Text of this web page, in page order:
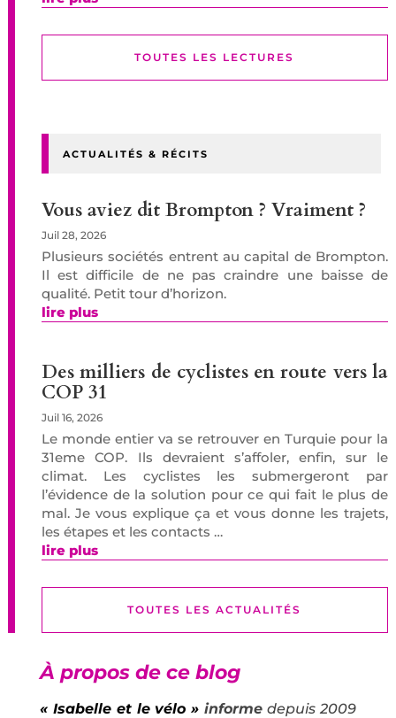
TOUTES LES LECTURES
ACTUALITÉS & RÉCITS
Vous aviez dit Brompton ? Vraiment ?
Juil 28, 2026
Plusieurs sociétés entrent au capital de Brompton.
Il est difficile de ne pas craindre une baisse de
qualité. Petit tour d’horizon.
lire plus
Des milliers de cyclistes en route vers la
COP 31
Juil 16, 2026
Le monde entier va se retrouver en Turquie pour la
31eme COP. Ils devraient s’affoler, enfin, sur le
climat. Les cyclistes les submergeront par
l’évidence de la solution pour ce qui fait le plus de
mal. Je vous explique ça et vous donne les trajets,
les étapes et les contacts …
lire plus
TOUTES LES ACTUALITÉS
À propos de ce blog
« Isabelle et le vélo » informe depuis 2009